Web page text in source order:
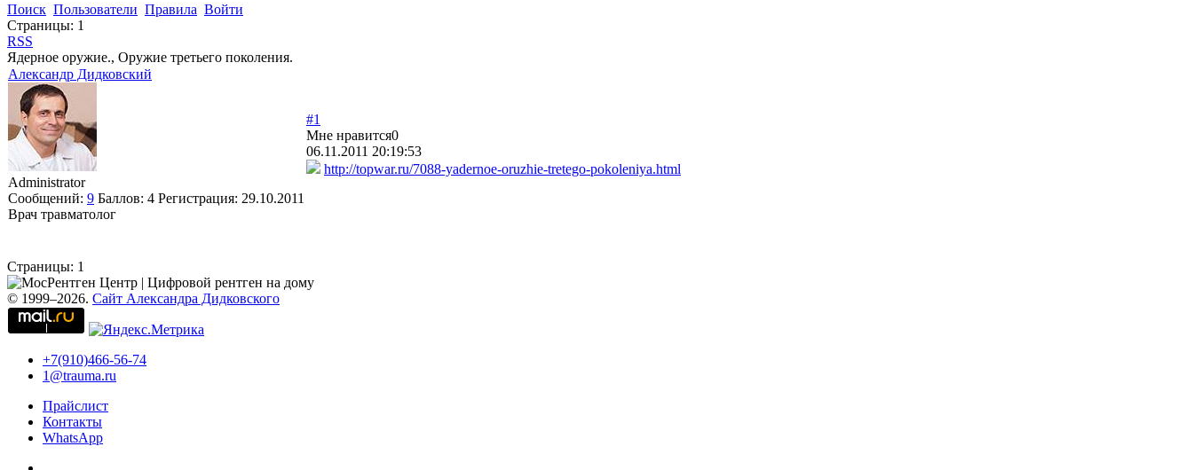
Поиск Пользователи Правила Войти
Страницы: 1
RSS
Ядерное оружие., Оружие третьего поколения.
Александр Дидковский
Administrator
Сообщений: 9 Баллов: 4 Регистрация: 29.10.2011
Врач травматолог
#1
Мне нравится0
06.11.2011 20:19:53
http://topwar.ru/7088-yadernoe-oruzhie-tretego-pokoleniya.html
Страницы: 1
© 1999–2026. Сайт Александра Дидковского
+7(910)466-56-74
1@trauma.ru
Прайслист
Контакты
WhatsApp